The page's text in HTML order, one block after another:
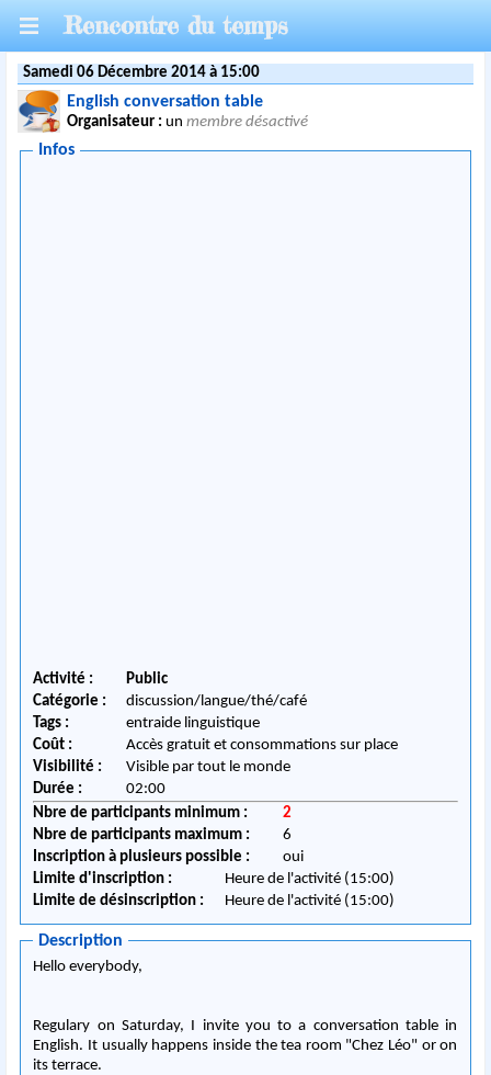
Rencontre du temps
Samedi 06 Décembre 2014 à 15:00
English conversation table
Organisateur : unmembre désactivé
Infos
Activité :
Public
Catégorie :
discussion/langue/thé/café
Tags :
entraide linguistique
Coût :
Accès gratuit et consommations sur place
Visibilité :
Visible par tout le monde
Durée :
02:00
Nbre de participants minimum :
2
Nbre de participants maximum :
6
Inscription à plusieurs possible :
oui
Limite d'inscription :
Heure de l'activité (15:00)
Limite de désinscription :
Heure de l'activité (15:00)
Description
Hello everybody,
Regulary on Saturday, I invite you to a conversation table in
English. It usually happens inside the tea room "Chez Léo" or on
its terrace.